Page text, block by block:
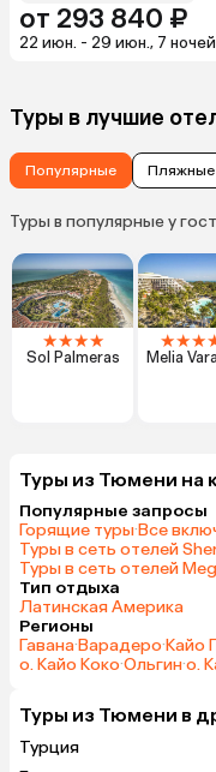
от 293 840 ₽
22 июн. - 29 июн., 7 ночей
Туры в лучшие
Популярные Пляжные
Туры в популярные у
★★★★
Sol Palmeras
★★★
Melia
Туры из Тюмени на
Популярные запросы
Горящие туры·Все
Туры в сеть отелей
Туры в сеть отелей
Тип отдыха
Латинская Америка
Регионы
Гавана·Варадеро·Кайо
о. Кайо Коко·Ольгин·о.
Туры из Тюмени в
Турция